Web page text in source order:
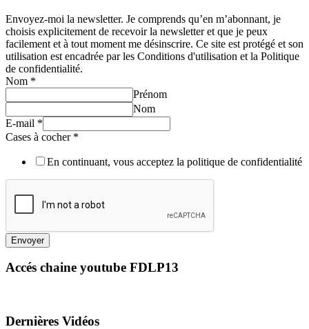
Envoyez-moi la newsletter. Je comprends qu’en m’abonnant, je
choisis explicitement de recevoir la newsletter et que je peux
facilement et à tout moment me désinscrire. Ce site est protégé et son
utilisation est encadrée par les Conditions d'utilisation et la Politique
de confidentialité.
Nom *
Prénom
Nom
E-mail *
Cases à cocher *
En continuant, vous acceptez la politique de confidentialité
Envoyer
Accés chaine youtube FDLP13
Dernières Vidéos